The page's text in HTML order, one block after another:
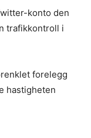
konto den
trafikkontroll i
forelegg
hastigheten